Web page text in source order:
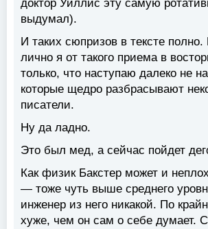
доктор Уиллис эту самую
выдумал).
И таких сюпризов в тексте полно.
лично я от такого приема в
только, что наступаю далеко не
которые щедро разбрасывают
писатели.
Ну да ладно.
Это был мед, а сейчас пойдет
Как физик Бакстер может и
— тоже чуть выше среднего
инженер из него никакой. По
хуже, чем он сам о себе думает.